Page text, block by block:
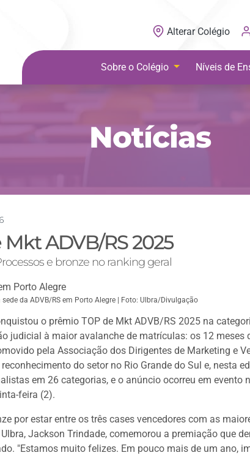
Alterar Colégio
Sobre o Colégio Níveis de
Notícias
ADVB/RS 2025
e bronze no ranking geral
da ADVB/RS em Porto Alegre | Foto: Ulbra/Divulgação
o prêmio TOP de Mkt ADVB/RS 2025 na
judicial à maior avalanche de matrículas: os 12 meses
pela Associação dos Dirigentes de Marketing e
do setor no Rio Grande do Sul e, nesta
em 26 categorias, e o anúncio ocorreu em evento
feira (2).
por estar entre os três cases vencedores com as
Jackson Trindade, comemorou a premiação que
"Estamos muito felizes. Em pouco mais de um ano,